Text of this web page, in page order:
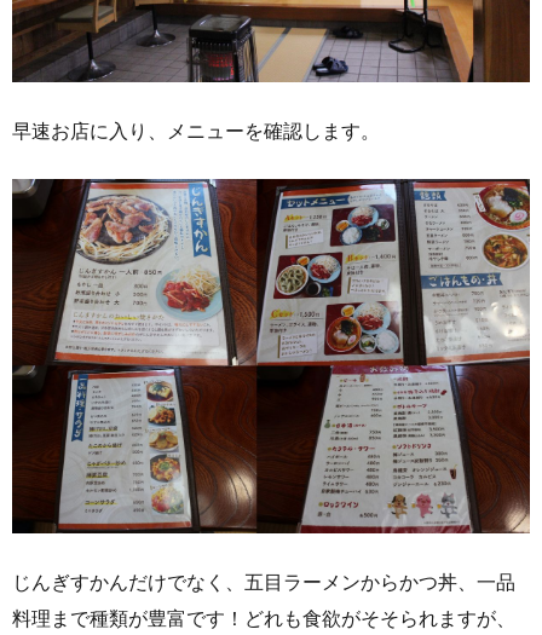
早速お店に入り、メニューを確認します。
じんぎすかんだけでなく、五目ラーメンからかつ丼、一品
料理まで種類が豊富です！どれも食欲がそそられますが、